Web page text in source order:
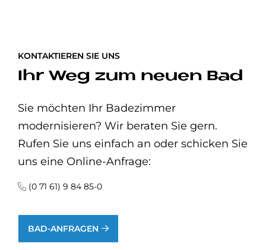
KONTAKTIEREN SIE UNS
Ihr Weg zum neuen Bad
Sie möchten Ihr Badezimmer
modernisieren? Wir beraten Sie gern.
Rufen Sie uns einfach an oder schicken Sie
uns eine Online-Anfrage:
(0 71 61) 9 84 85-0
BAD-ANFRAGEN